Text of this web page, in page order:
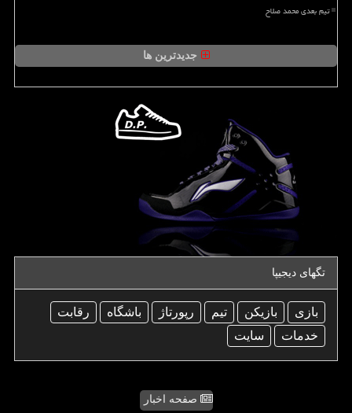
تیم بعدی محمد صلاح
جدیدترین ها
تگهای دیجیپا
بازی بازیكن تیم رپورتاژ باشگاه
رقابت
خدمات
سایت
صفحه اخبار